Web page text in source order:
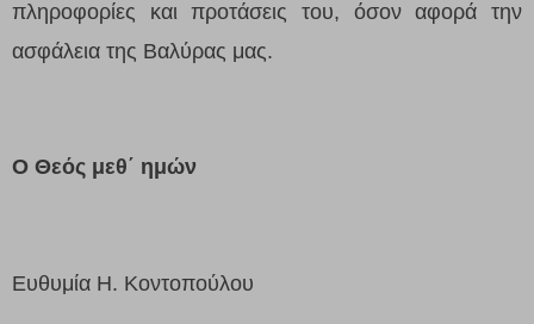
πληροφορίες και προτάσεις του, όσον αφορά την
ασφάλεια της Βαλύρας μας.
Ο Θεός μεθ΄ ημών
Ευθυμία Η. Κοντοπούλου